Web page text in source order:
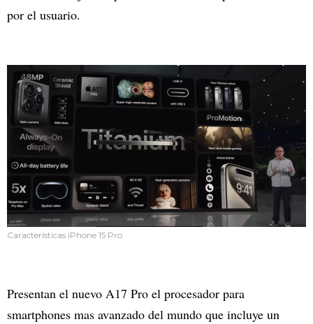
por el usuario.
Características iPhone 15 Pro
Presentan el nuevo A17 Pro el procesador para
smartphones mas avanzado del mundo que incluye un